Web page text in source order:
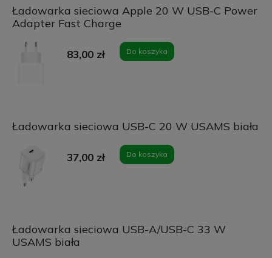
Ładowarka sieciowa Apple 20 W USB-C Power
Adapter Fast Charge
83,00 zł Do koszyka
Ładowarka sieciowa USB-C 20 W USAMS biała
37,00 zł Do koszyka
Ładowarka sieciowa USB-A/USB-C 33 W
USAMS biała